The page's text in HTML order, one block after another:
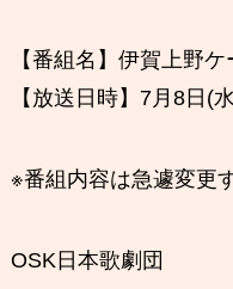
【番組名】伊賀上野
【放送日時】7月8日(
※番組内容は急遽変更
OSK日本歌劇団